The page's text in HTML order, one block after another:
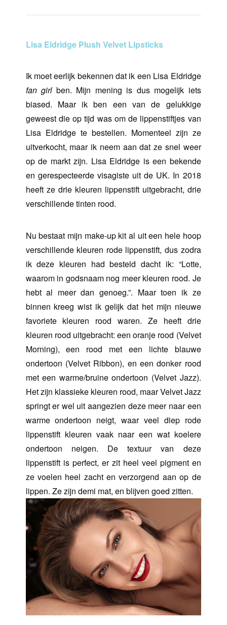
Lisa Eldridge Plush Velvet Lipsticks
Ik moet eerlijk bekennen dat ik een Lisa Eldridge
fan girl ben. Mijn mening is dus mogelijk iets
biased. Maar ik ben een van de gelukkige
geweest die op tijd was om de lippenstiftjes van
Lisa Eldridge te bestellen. Momenteel zijn ze
uitverkocht, maar ik neem aan dat ze snel weer
op de markt zijn. Lisa Eldridge is een bekende
en gerespecteerde visagiste uit de UK. In 2018
heeft ze drie kleuren lippenstift uitgebracht, drie
verschillende tinten rood.
Nu bestaat mijn make-up kit al uit een hele hoop
verschillende kleuren rode lippenstift, dus zodra
ik deze kleuren had besteld dacht ik: “Lotte,
waarom in godsnaam nog meer kleuren rood. Je
hebt al meer dan genoeg.”. Maar toen ik ze
binnen kreeg wist ik gelijk dat het mijn nieuwe
favoriete kleuren rood waren. Ze heeft drie
kleuren rood uitgebracht: een oranje rood (Velvet
Morning), een rood met een lichte blauwe
ondertoon (Velvet Ribbon), en een donker rood
met een warme/bruine ondertoon (Velvet Jazz).
Het zijn klassieke kleuren rood, maar Velvet Jazz
springt er wel uit aangezien deze meer naar een
warme ondertoon neigt, waar veel diep rode
lippenstift kleuren vaak naar een wat koelere
ondertoon neigen. De textuur van deze
lippenstift is perfect, er zit heel veel pigment en
ze voelen heel zacht en verzorgend aan op de
lippen. Ze zijn demi mat, en blijven goed zitten.